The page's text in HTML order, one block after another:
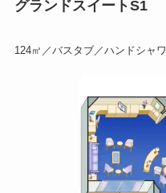
グランドスイートS1
124㎡／バスタブ／ハンドシャ